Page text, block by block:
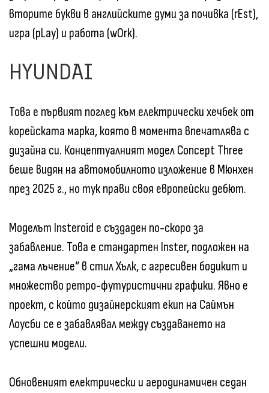
вторите букви в английските думи за почивка (rEst),
игра (pLay) и работа (wOrk).
HYUNDAI
Това е първият поглед към електрически хечбек от
корейската марка, която в момента впечатлява с
дизайна си. Концептуалният модел Concept Three
беше видян на автомобилното изложение в Мюнхен
през 2025 г., но тук прави своя европейски дебют.
Моделът Insteroid е създаден по-скоро за
забавление. Това е стандартен Inster, подложен на
„гама лъчение“ в стил Хълк, с агресивен бодикит и
множество ретро-футуристични графики. Явно е
проект, с който дизайнерският екип на Саймън
Лоусби се е забавлявал между създаването на
успешни модели.
Обновеният електрически и аеродинамичен седан